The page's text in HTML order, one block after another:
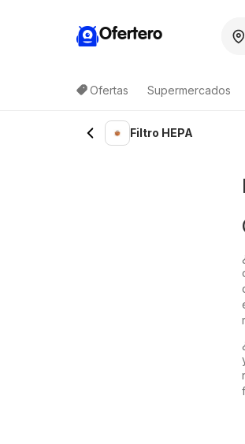
Ofertero
Ofertas Supermercados
Lista de productos
Filtro HEPA